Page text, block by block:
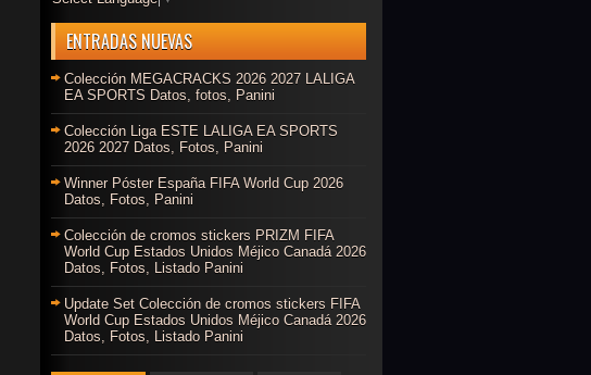
ENTRADAS NUEVAS
Colección MEGACRACKS 2026 2027 LALIGA
EA SPORTS Datos, fotos, Panini
Colección Liga ESTE LALIGA EA SPORTS
2026 2027 Datos, Fotos, Panini
Winner Póster España FIFA World Cup 2026
Datos, Fotos, Panini
Colección de cromos stickers PRIZM FIFA
World Cup Estados Unidos Méjico Canadá 2026
Datos, Fotos, Listado Panini
Update Set Colección de cromos stickers FIFA
World Cup Estados Unidos Méjico Canadá 2026
Datos, Fotos, Listado Panini